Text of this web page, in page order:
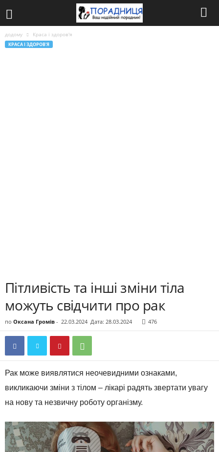
додому Краса і здоров'я
КРАСА І ЗДОРОВ'Я
Пітливість та інші зміни тіла
можуть свідчити про рак
по Оксана Громів - 22.03.2024 Дата: 28.03.2024 476
Рак може виявлятися неочевидними ознаками,
викликаючи зміни з тілом – лікарі радять звертати увагу
на нову та незвичну роботу організму.